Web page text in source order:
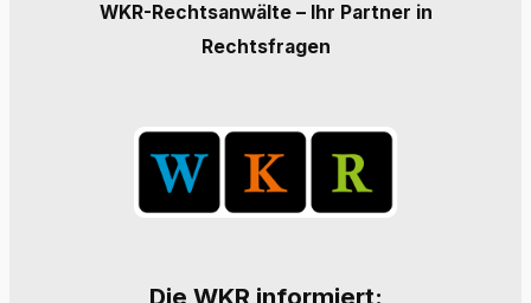
WKR-Rechtsanwälte – Ihr Partner in
Rechtsfragen
Die WKR informiert: